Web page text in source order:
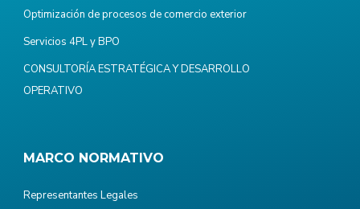
Optimización de procesos de comercio exterior
Servicios 4PL y BPO
CONSULTORÍA ESTRATÉGICA Y DESARROLLO
OPERATIVO
MARCO NORMATIVO
Representantes Legales